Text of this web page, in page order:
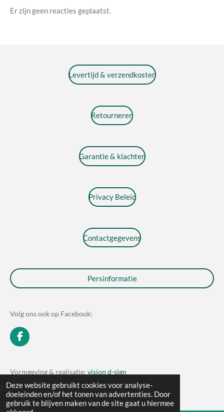
Deze website gebruikt cookies voor analyse-
doeleinden en/of het tonen van advertenties. Door
gebruik te blijven maken van de site gaat u hiermee
Er zijn geen reacties geplaatst.
Levertijd & verzendkosten
Retourneren
Garantie & klachten
Privacy Beleid
Contactgegevens
Persinformatie
Volg ons ook op Facebook:
F
a
b
o
o
k
Vormgeving & realisatie: vision d-sign
© 2019 - 2026 Vision Uitgeverij